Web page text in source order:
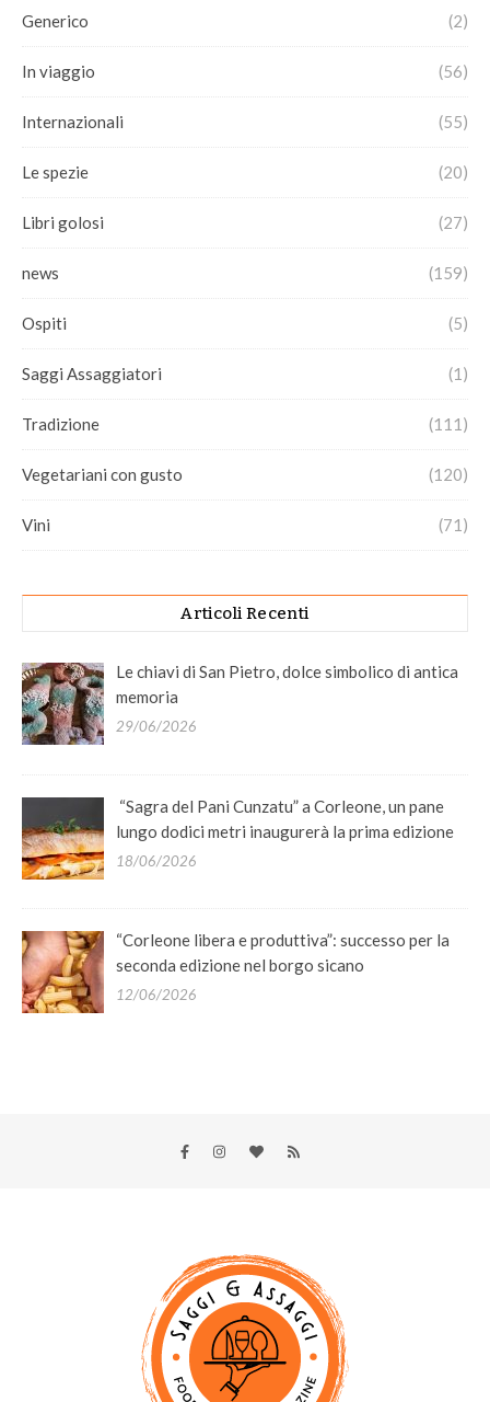
Generico (2)
In viaggio (56)
Internazionali (55)
Le spezie (20)
Libri golosi (27)
news (159)
Ospiti (5)
Saggi Assaggiatori (1)
Tradizione (111)
Vegetariani con gusto (120)
Vini (71)
Articoli Recenti
Le chiavi di San Pietro, dolce simbolico di antica
memoria
29/06/2026
“Sagra del Pani Cunzatu” a Corleone, un pane
lungo dodici metri inaugurerà la prima edizione
18/06/2026
“Corleone libera e produttiva”: successo per la
seconda edizione nel borgo sicano
12/06/2026